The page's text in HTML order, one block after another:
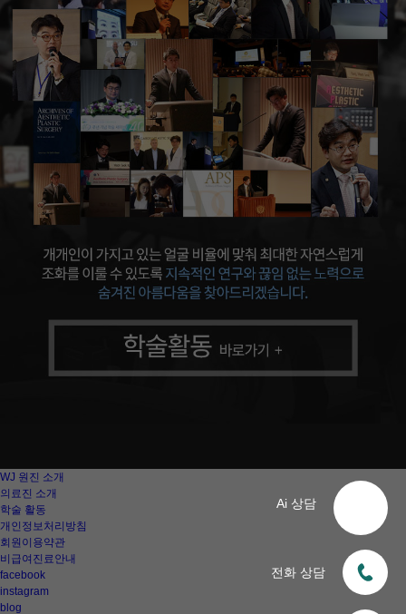
Ai 상담
전화 상담
WJ 원진 소개
의료진 소개
학술 활동
개인정보처리방침
회원이용약관
비급여진료안내
facebook
instagram
blog